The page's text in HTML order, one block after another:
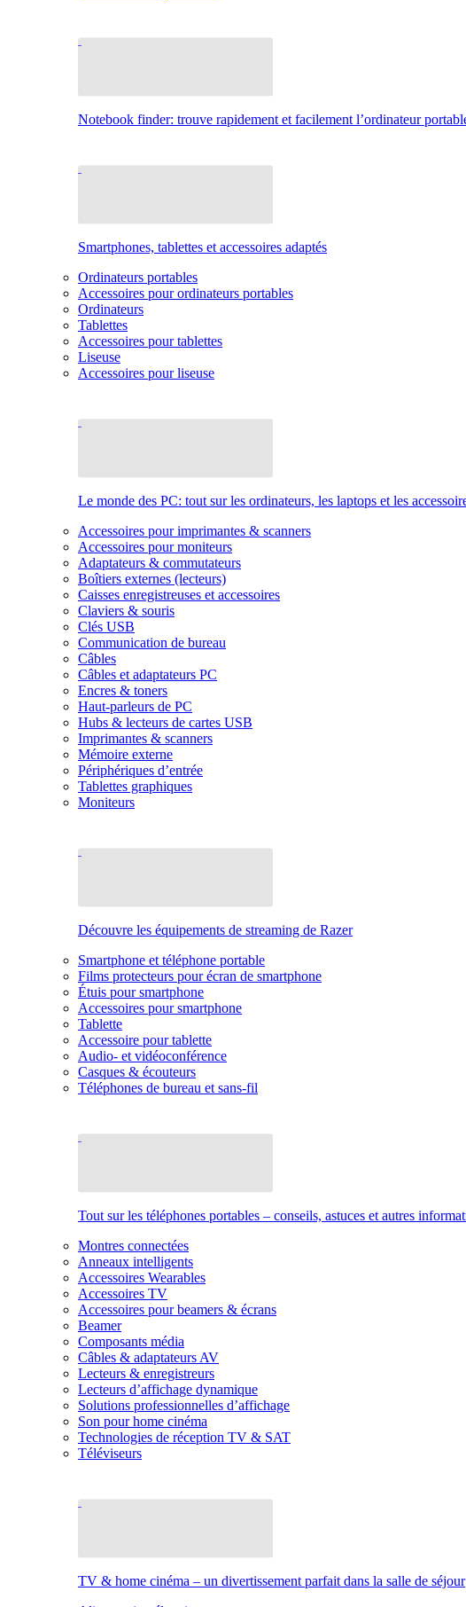
Notebook finder: trouve rapidement et facilement l’ordinateur
Smartphones, tablettes et accessoires adaptés
Ordinateurs portables
Accessoires pour ordinateurs portables
Ordinateurs
Tablettes
Accessoires pour tablettes
Liseuse
Accessoires pour liseuse
Le monde des PC: tout sur les ordinateurs, les laptops et les
Accessoires pour imprimantes & scanners
Accessoires pour moniteurs
Adaptateurs & commutateurs
Boîtiers externes (lecteurs)
Caisses enregistreuses et accessoires
Claviers & souris
Clés USB
Communication de bureau
Câbles
Câbles et adaptateurs PC
Encres & toners
Haut-parleurs de PC
Hubs & lecteurs de cartes USB
Imprimantes & scanners
Mémoire externe
Périphériques d’entrée
Tablettes graphiques
Moniteurs
Découvre les équipements de streaming de Razer
Smartphone et téléphone portable
Films protecteurs pour écran de smartphone
Étuis pour smartphone
Accessoires pour smartphone
Tablette
Accessoire pour tablette
Audio- et vidéoconférence
Casques & écouteurs
Téléphones de bureau et sans-fil
Tout sur les téléphones portables – conseils, astuces et autres
Montres connectées
Anneaux intelligents
Accessoires Wearables
Accessoires TV
Accessoires pour beamers & écrans
Beamer
Composants média
Câbles & adaptateurs AV
Lecteurs & enregistreurs
Lecteurs d’affichage dynamique
Solutions professionnelles d’affichage
Son pour home cinéma
Technologies de réception TV & SAT
Téléviseurs
TV & home cinéma – un divertissement parfait dans la salle de séjour